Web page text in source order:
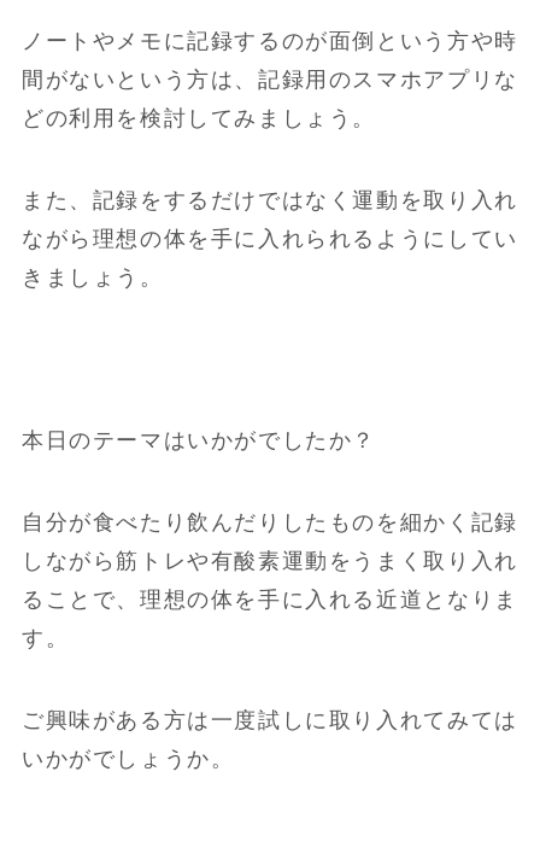
ノートやメモに記録するのが面倒という方や時
間がないという方は、記録用のスマホアプリな
どの利用を検討してみましょう。
また、記録をするだけではなく運動を取り入れ
ながら理想の体を手に入れられるようにしてい
きましょう。
本日のテーマはいかがでしたか？
自分が食べたり飲んだりしたものを細かく記録
しながら筋トレや有酸素運動をうまく取り入れ
ることで、理想の体を手に入れる近道となりま
す。
ご興味がある方は一度試しに取り入れてみては
いかがでしょうか。